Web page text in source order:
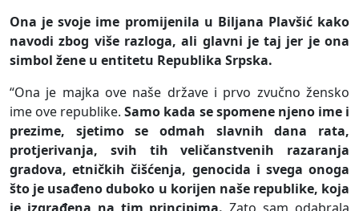
Ona je svoje ime promijenila u Biljana Plavšić kako
navodi zbog više razloga, ali glavni je taj jer je ona
simbol žene u entitetu Republika Srpska.
“Ona je majka ove naše države i prvo zvučno žensko
ime ove republike.Samo kada se spomene njeno ime i
prezime, sjetimo se odmah slavnih dana rata,
protjerivanja, svih tih veličanstvenih razaranja
gradova, etničkih čišćenja, genocida i svega onoga
što je usađeno duboko u korijen naše republike, koja